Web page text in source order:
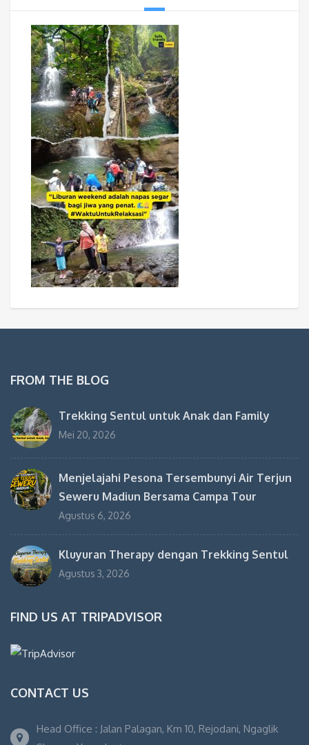
FROM THE BLOG
Trekking Sentul untuk Anak dan Family
Mei 20, 2026
Menjelajahi Pesona Tersembunyi Air Terjun
Seweru Madiun Bersama Campa Tour
Agustus 6, 2026
Kluyuran Therapy dengan Trekking Sentul
Agustus 3, 2026
FIND US AT TRIPADVISOR
CONTACT US
Head Office : Jalan Palagan, Km 10, Rejodani, Ngaglik